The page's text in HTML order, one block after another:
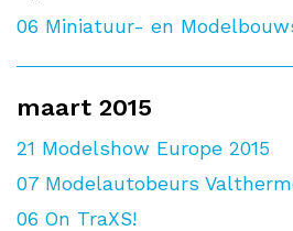
06 Miniatuur- en
maart 2015
21 Modelshow Europe 2015
07 Modelautobeurs
06 On TraXS!